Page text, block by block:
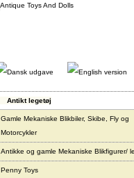
Antikt legetøj
Gamle Mekaniske Blikbiler, Skibe, Fly og
Motorcykler
Antikke og gamle Mekaniske Blikfigurer/
Penny Toys